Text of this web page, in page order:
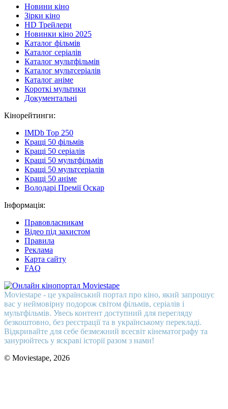
Новини кіно
Зірки кіно
HD Трейлери
Новинки кіно 2025
Каталог фільмів
Каталог серіалів
Каталог мультфільмів
Каталог мультсеріалів
Каталог аніме
Короткі мультики
Документальні
Кінорейтинги:
IMDb Top 250
Кращі 50 фільмів
Кращі 50 серіалів
Кращі 50 мультфільмів
Кращі 50 мультсеріалів
Кращі 50 аніме
Володарі Премії Оскар
Інформація:
Правовласникам
Відео під захистом
Правила
Реклама
Карта сайту
FAQ
Moviestape - це український портал про кіно, який запрошує
вас у неймовірну подорож світом фільмів, серіалів і
мультфільмів. Увесь контент доступний для перегляду
безкоштовно, без реєстрації та в українському перекладі.
Відкривайте для себе безмежний всесвіт кінематографу та
занурюйтесь у яскраві історії разом з нами!
© Moviestape, 2026